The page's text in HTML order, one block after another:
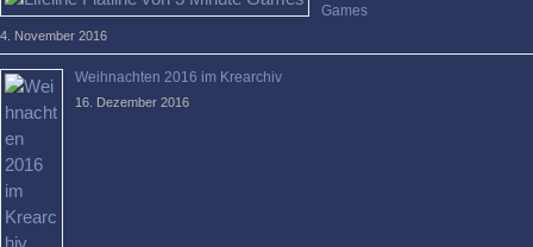
Games
4. November 2016
Weihnachten 2016 im Krearchiv
16. Dezember 2016